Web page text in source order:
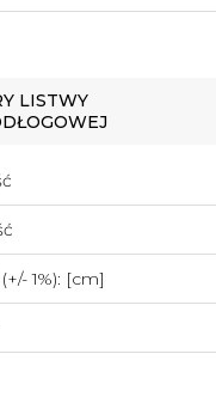
LISTWY
1%): [cm]